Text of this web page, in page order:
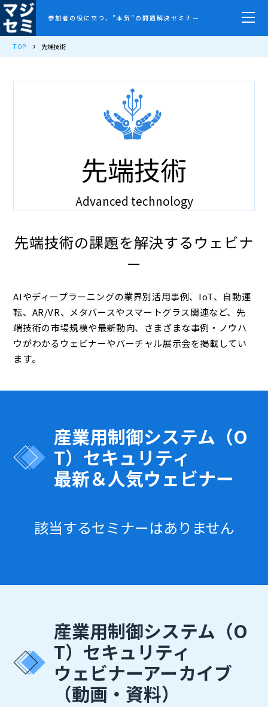
参加者の役に立つ、”本気”の問題解決セミナー
TOP 先端技術
先端技術
Advanced technology
先端技術の課題を解決するウェビナ
ー
AIやディープラーニングの業界別活用事例、IoT、自動運
転、AR/VR、メタバースやスマートグラス関連など、先
端技術の市場規模や最新動向、さまざまな事例・ノウハ
ウがわかるウェビナーやバーチャル展示会を掲載してい
ます。
産業用制御システム（O
T）セキュリティ
最新＆人気ウェビナー
該当するセミナーはありません
産業用制御システム（O
T）セキュリティ
ウェビナーアーカイブ
（動画・資料）